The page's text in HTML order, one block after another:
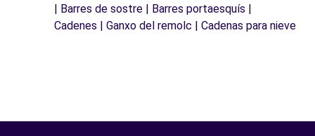
| Barres de sostre | Barres portaesquís |
Cadenes | Ganxo del remolc | Cadenas para nieve